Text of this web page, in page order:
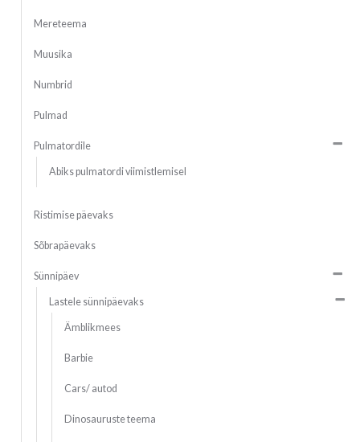
Mereteema
Muusika
Numbrid
Pulmad
Pulmatordile
Abiks pulmatordi viimistlemisel
Ristimise päevaks
Sõbrapäevaks
Sünnipäev
Lastele sünnipäevaks
Ämblikmees
Barbie
Cars/ autod
Dinosauruste teema